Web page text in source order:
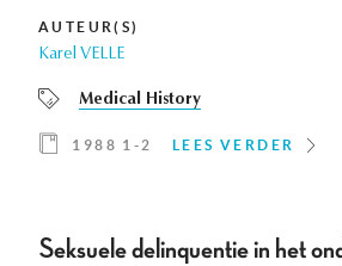
AUTEUR(S)
Karel VELLE
Medical History
1988 1-2 LEES VERDER
Seksuele delinquentie in het